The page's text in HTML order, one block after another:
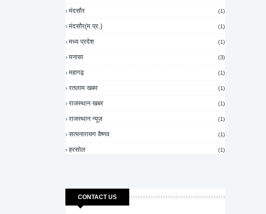
मंदसौर (1)
मंदसौर(म.प्र.) (1)
मध्य प्रदेश (1)
मनासा (3)
महागढ़ (1)
रतलाम खबर (1)
राजस्थान खबर (1)
राजस्थान न्यूज़ (1)
सत्यनारायण वैष्णव (1)
हरसोल (1)
CONTACT US